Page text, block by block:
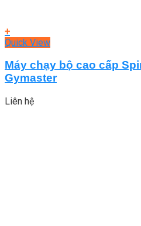
+
Quick View
Máy chạy bộ cao cấp
Gymaster
Liên hệ